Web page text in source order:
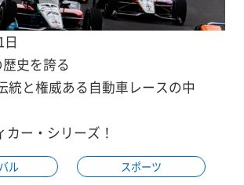
史を誇る
統と権威ある自動車レースの中
カー・シリーズ！
ル スポーツ